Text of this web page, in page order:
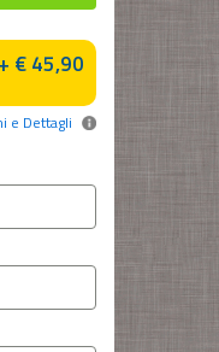
+ € 45,90
e Dettagli